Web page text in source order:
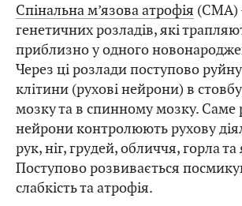
Спінальна м’язова атрофія (СМА)
генетичних розладів, які
приблизно у одного
Через ці розлади поступово
клітини (рухові нейрони) в
мозку та в спинному мозку. Саме
нейрони контролюють рухову
рук, ніг, грудей, обличчя, горла та
Поступово розвивається
слабкість та атрофія.